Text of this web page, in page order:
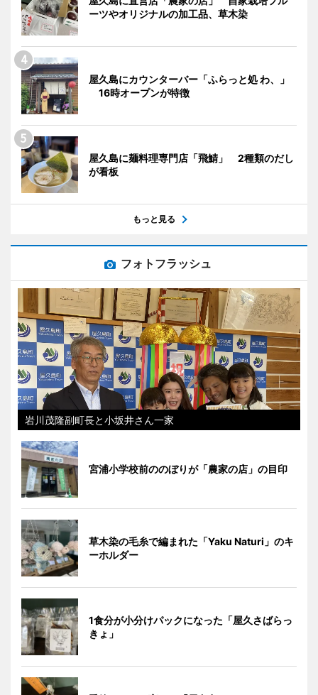
ーツやオリジナルの加工品、草木染
屋久島にカウンターバー「ふらっと処 わ、」
16時オープンが特徴
屋久島に麺料理専門店「飛鯖」 2種類のだし
が看板
もっと見る
フォトフラッシュ
岩川茂隆副町長と小坂井さん一家
宮浦小学校前ののぼりが「農家の店」の目印
草木染の毛糸で編まれた「Yaku Naturi」のキ
ーホルダー
1食分が小分けパックになった「屋久さばらっ
きょ」